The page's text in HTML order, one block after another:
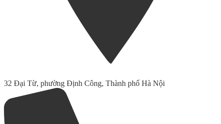
32 Đại Từ, phường Định Công, Thành phố Hà Nội